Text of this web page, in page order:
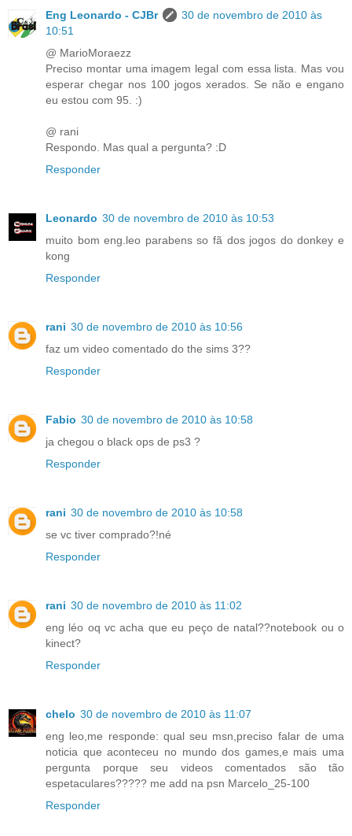
Eng Leonardo - CJBr
30 de novembro de 2010 às
10:51
@ MarioMoraezz
Preciso montar uma imagem legal com essa lista. Mas vou
esperar chegar nos 100 jogos xerados. Se não e engano
eu estou com 95. :)
@ rani
Respondo. Mas qual a pergunta? :D
Responder
Leonardo 30 de novembro de 2010 às 10:53
muito bom eng.leo parabens so fã dos jogos do donkey e
kong
Responder
rani 30 de novembro de 2010 às 10:56
faz um video comentado do the sims 3??
Responder
Fabio 30 de novembro de 2010 às 10:58
ja chegou o black ops de ps3 ?
Responder
rani 30 de novembro de 2010 às 10:58
se vc tiver comprado?!né
Responder
rani 30 de novembro de 2010 às 11:02
eng léo oq vc acha que eu peço de natal??notebook ou o
kinect?
Responder
chelo 30 de novembro de 2010 às 11:07
eng leo,me responde: qual seu msn,preciso falar de uma
noticia que aconteceu no mundo dos games,e mais uma
pergunta porque seu videos comentados são tão
espetaculares????? me add na psn Marcelo_25-100
Responder